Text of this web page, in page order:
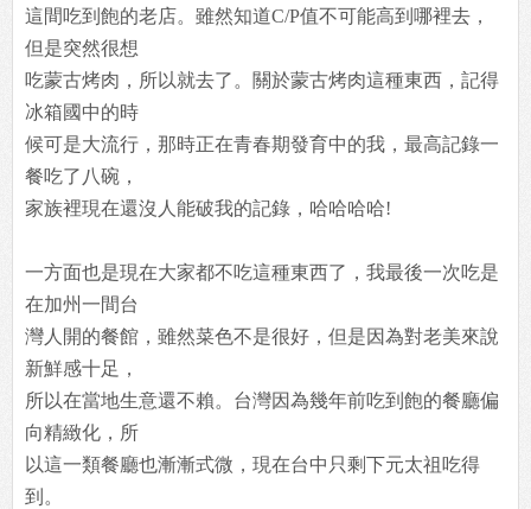
這間吃到飽的老店。雖然知道C/P值不可能高到哪裡去，
但是突然很想
吃蒙古烤肉，所以就去了。關於蒙古烤肉這種東西，記得
冰箱國中的時
候可是大流行，那時正在青春期發育中的我，最高記錄一
餐吃了八碗，
家族裡現在還沒人能破我的記錄，哈哈哈哈!
一方面也是現在大家都不吃這種東西了，我最後一次吃是
在加州一間台
灣人開的餐館，雖然菜色不是很好，但是因為對老美來說
新鮮感十足，
所以在當地生意還不賴。台灣因為幾年前吃到飽的餐廳偏
向精緻化，所
以這一類餐廳也漸漸式微，現在台中只剩下元太祖吃得
到。